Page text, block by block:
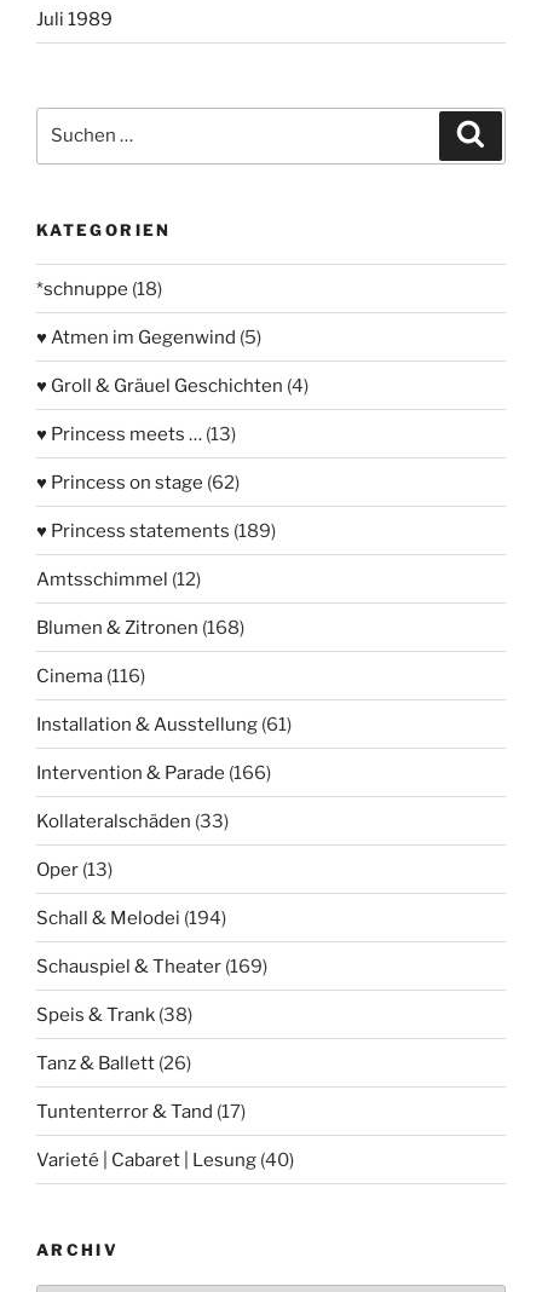
Juli 1989
nach:
KATEGORIEN
*schnuppe (18)
♥ Atmen im Gegenwind (5)
♥ Groll & Gräuel Geschichten (4)
♥ Princess meets … (13)
♥ Princess on stage (62)
♥ Princess statements (189)
Amtsschimmel (12)
Blumen & Zitronen (168)
Cinema (116)
Installation & Ausstellung (61)
Intervention & Parade (166)
Kollateralschäden (33)
Oper (13)
Schall & Melodei (194)
Schauspiel & Theater (169)
Speis & Trank (38)
Tanz & Ballett (26)
Tuntenterror & Tand (17)
Varieté | Cabaret | Lesung (40)
ARCHIV